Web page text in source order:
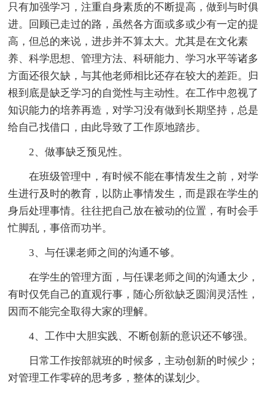
只有加强学习，注重自身素质的不断提高，做到与时俱
进。回顾已走过的路，虽然各方面或多或少有一定的提
高，但总的来说，进步并不算太大。尤其是在文化素
养、科学思想、管理方法、科研能力、学习水平等诸多
方面还很欠缺，与其他老师相比还存在较大的差距。归
根到底是缺乏学习的自觉性与主动性。在工作中忽视了
知识能力的培养再造，对学习没有做到长期坚持，总是
给自己找借口，由此导致了工作原地踏步。
2、做事缺乏预见性。
在班级管理中，有时候不能在事情发生之前，对学
生进行及时的教育，以防止事情发生，而是跟在学生的
身后处理事情。往往把自己放在被动的位置，有时会手
忙脚乱，事倍而功半。
3、与任课老师之间的沟通不够。
在学生的管理方面，与任课老师之间的沟通太少，
有时仅凭自己的直观行事，随心所欲缺乏圆润灵活性，
因而不能完全取得大家的理解。
4、工作中大胆实践、不断创新的意识还不够强。
日常工作按部就班的时候多，主动创新的时候少；
对管理工作零碎的思考多，整体的谋划少。